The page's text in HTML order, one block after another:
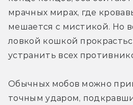
мрачных мирах, где
мешается с мистикой. Но
ловкой кошкой
устранить всех
Обычных мобов можно
точным ударом,